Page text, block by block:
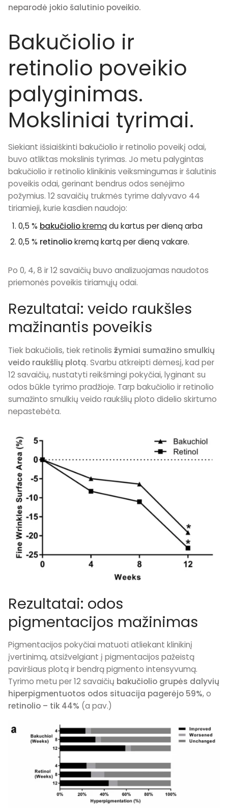
neparodė jokio šalutinio poveikio.
Bakučiolio ir
retinolio poveikio
palyginimas.
Moksliniai tyrimai.
Siekiant išsiaiškinti bakučiolio ir retinolio poveikį odai,
buvo atliktas mokslinis tyrimas. Jo metu palygintas
bakučiolio ir retinolio klinikinis veiksmingumas ir šalutinis
poveikis odai, gerinant bendrus odos senėjimo
požymius. 12 savaičių trukmės tyrime dalyvavo 44
tiriamieji, kurie kasdien naudojo:
0,5 % bakučioliokremądu kartus per dieną arba
0,5 % retinoliokremą kartą per dieną vakare.
Po 0, 4, 8 ir 12 savaičių buvo analizuojamas naudotos
priemonės poveikis tiriamųjų odai.
Rezultatai: veido raukšles
mažinantis poveikis
Tiek bakučiolis, tiek retinolis žymiai sumažino smulkių
veido raukšlių plotą. Svarbu atkreipti dėmesį, kad per
12 savaičių, nustatyti reikšmingi pokyčiai, lyginant su
odos būkle tyrimo pradžioje. Tarp bakučiolio ir retinolio
sumažinto smulkių veido raukšlių ploto didelio skirtumo
nepastebėta.
Rezultatai: odos
pigmentacijos mažinimas
Pigmentacijos pokyčiai matuoti atliekant klinikinį
įvertinimą, atsižvelgiant į pigmentacijos pažeistą
paviršiaus plotą ir bendrą pigmento intensyvumą.
Tyrimo metu per 12 savaičių bakučiolio grupės dalyvių
hiperpigmentuotos odos situacija pagerėjo 59%, o
retinolio – tik 44% (a pav.)